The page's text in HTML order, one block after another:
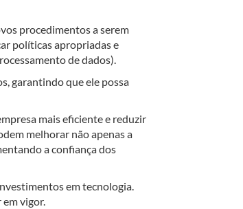
procedimentos a serem
políticas apropriadas e
de dados).
garantindo que ele possa
mais eficiente e reduzir
melhorar não apenas a
a confiança dos
em tecnologia.
em vigor.